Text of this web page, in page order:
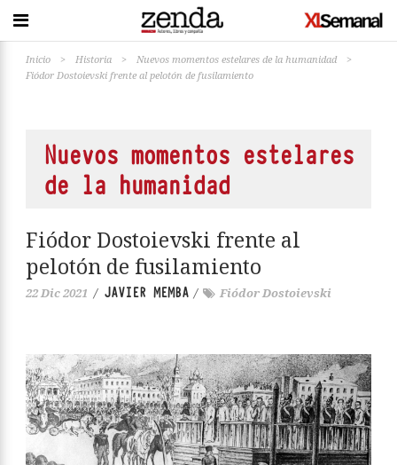
Inicio > Historia > Nuevos momentos estelares de la humanidad
>
Fiódor Dostoievski frente al pelotón de fusilamiento
Nuevos momentos estelares
de la humanidad
Fiódor Dostoievski frente al
pelotón de fusilamiento
22 Dic 2021 / JAVIER MEMBA / Fiódor Dostoievski